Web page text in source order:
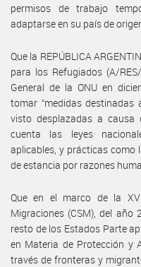
permisos de trabajo
adaptarse en su país de
Que la REPÚBLICA
para los Refugiados (A/
General de la ONU en
tomar “medidas
visto desplazadas a causa
cuenta las leyes
aplicables, y prácticas
de estancia por razones
Que en el marco de la
Migraciones (CSM), del año
resto de los Estados Parte
en Materia de Protección y
través de fronteras y